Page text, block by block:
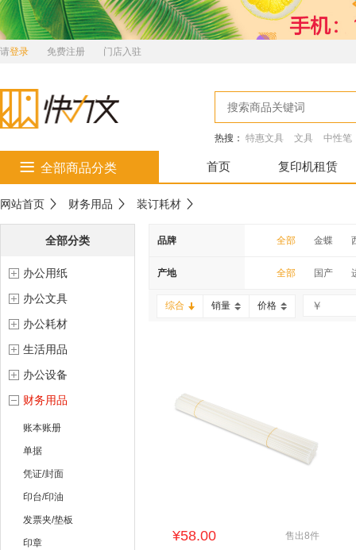
请登录 免费注册 门店入驻
热搜： 特惠文具 文具 中性笔
全部商品分类 首页 复印机租赁
网站首页 财务用品 装订耗材
全部分类
办公用纸
办公文具
办公耗材
生活用品
办公设备
财务用品
账本账册
单据
凭证/封面
印台/印油
发票夹/垫板
印章
品牌 全部 金蝶
上海 金隆兴
产地 全部 国产
综合 销量 价格
¥58.00 售出8件